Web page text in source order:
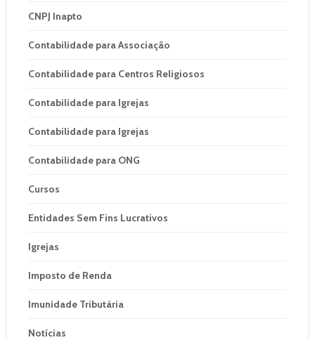
CNPJ Inapto
Contabilidade para Associação
Contabilidade para Centros Religiosos
Contabilidade para Igrejas
Contabilidade para Igrejas
Contabilidade para ONG
Cursos
Entidades Sem Fins Lucrativos
Igrejas
Imposto de Renda
Imunidade Tributária
Notícias